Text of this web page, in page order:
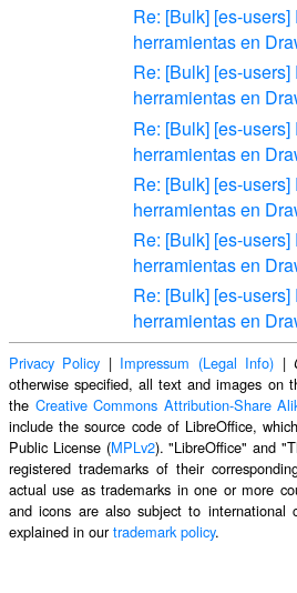
Re: [Bulk] [es-
herramientas en
Re: [Bulk] [es-
herramientas en
Re: [Bulk] [es-
herramientas en
Re: [Bulk] [es-
herramientas en
Re: [Bulk] [es-
herramientas en
Re: [Bulk] [es-
herramientas en
Privacy Policy | Impressum (Legal Info) |
otherwise specified, all text and images on
the Creative Commons Attribution-Share
include the source code of LibreOffice,
Public License (MPLv2). "LibreOffice" and
registered trademarks of their
actual use as trademarks in one or more
and icons are also subject to international
explained in ourtrademark policy.